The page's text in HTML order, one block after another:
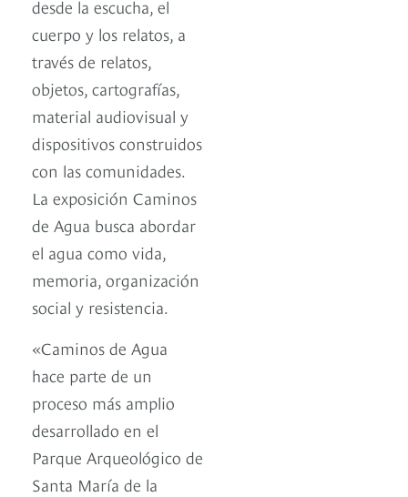
desde la escucha, el
cuerpo y los relatos, a
través de relatos,
objetos, cartografías,
material audiovisual y
dispositivos construidos
con las comunidades.
La exposición Caminos
de Agua busca abordar
el agua como vida,
memoria, organización
social y resistencia.
«Caminos de Agua
hace parte de un
proceso más amplio
desarrollado en el
Parque Arqueológico de
Santa María de la